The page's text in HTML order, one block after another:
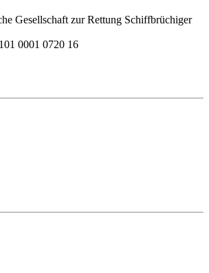
Gesellschaft zur Rettung Schiffbrüchiger
0001 0720 16